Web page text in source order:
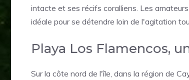
intacte et ses récifs coralliens. Les
idéale pour se détendre loin de l'agitation
Playa Los Flamencos,
Sur la côte nord de l'île, dans la région de